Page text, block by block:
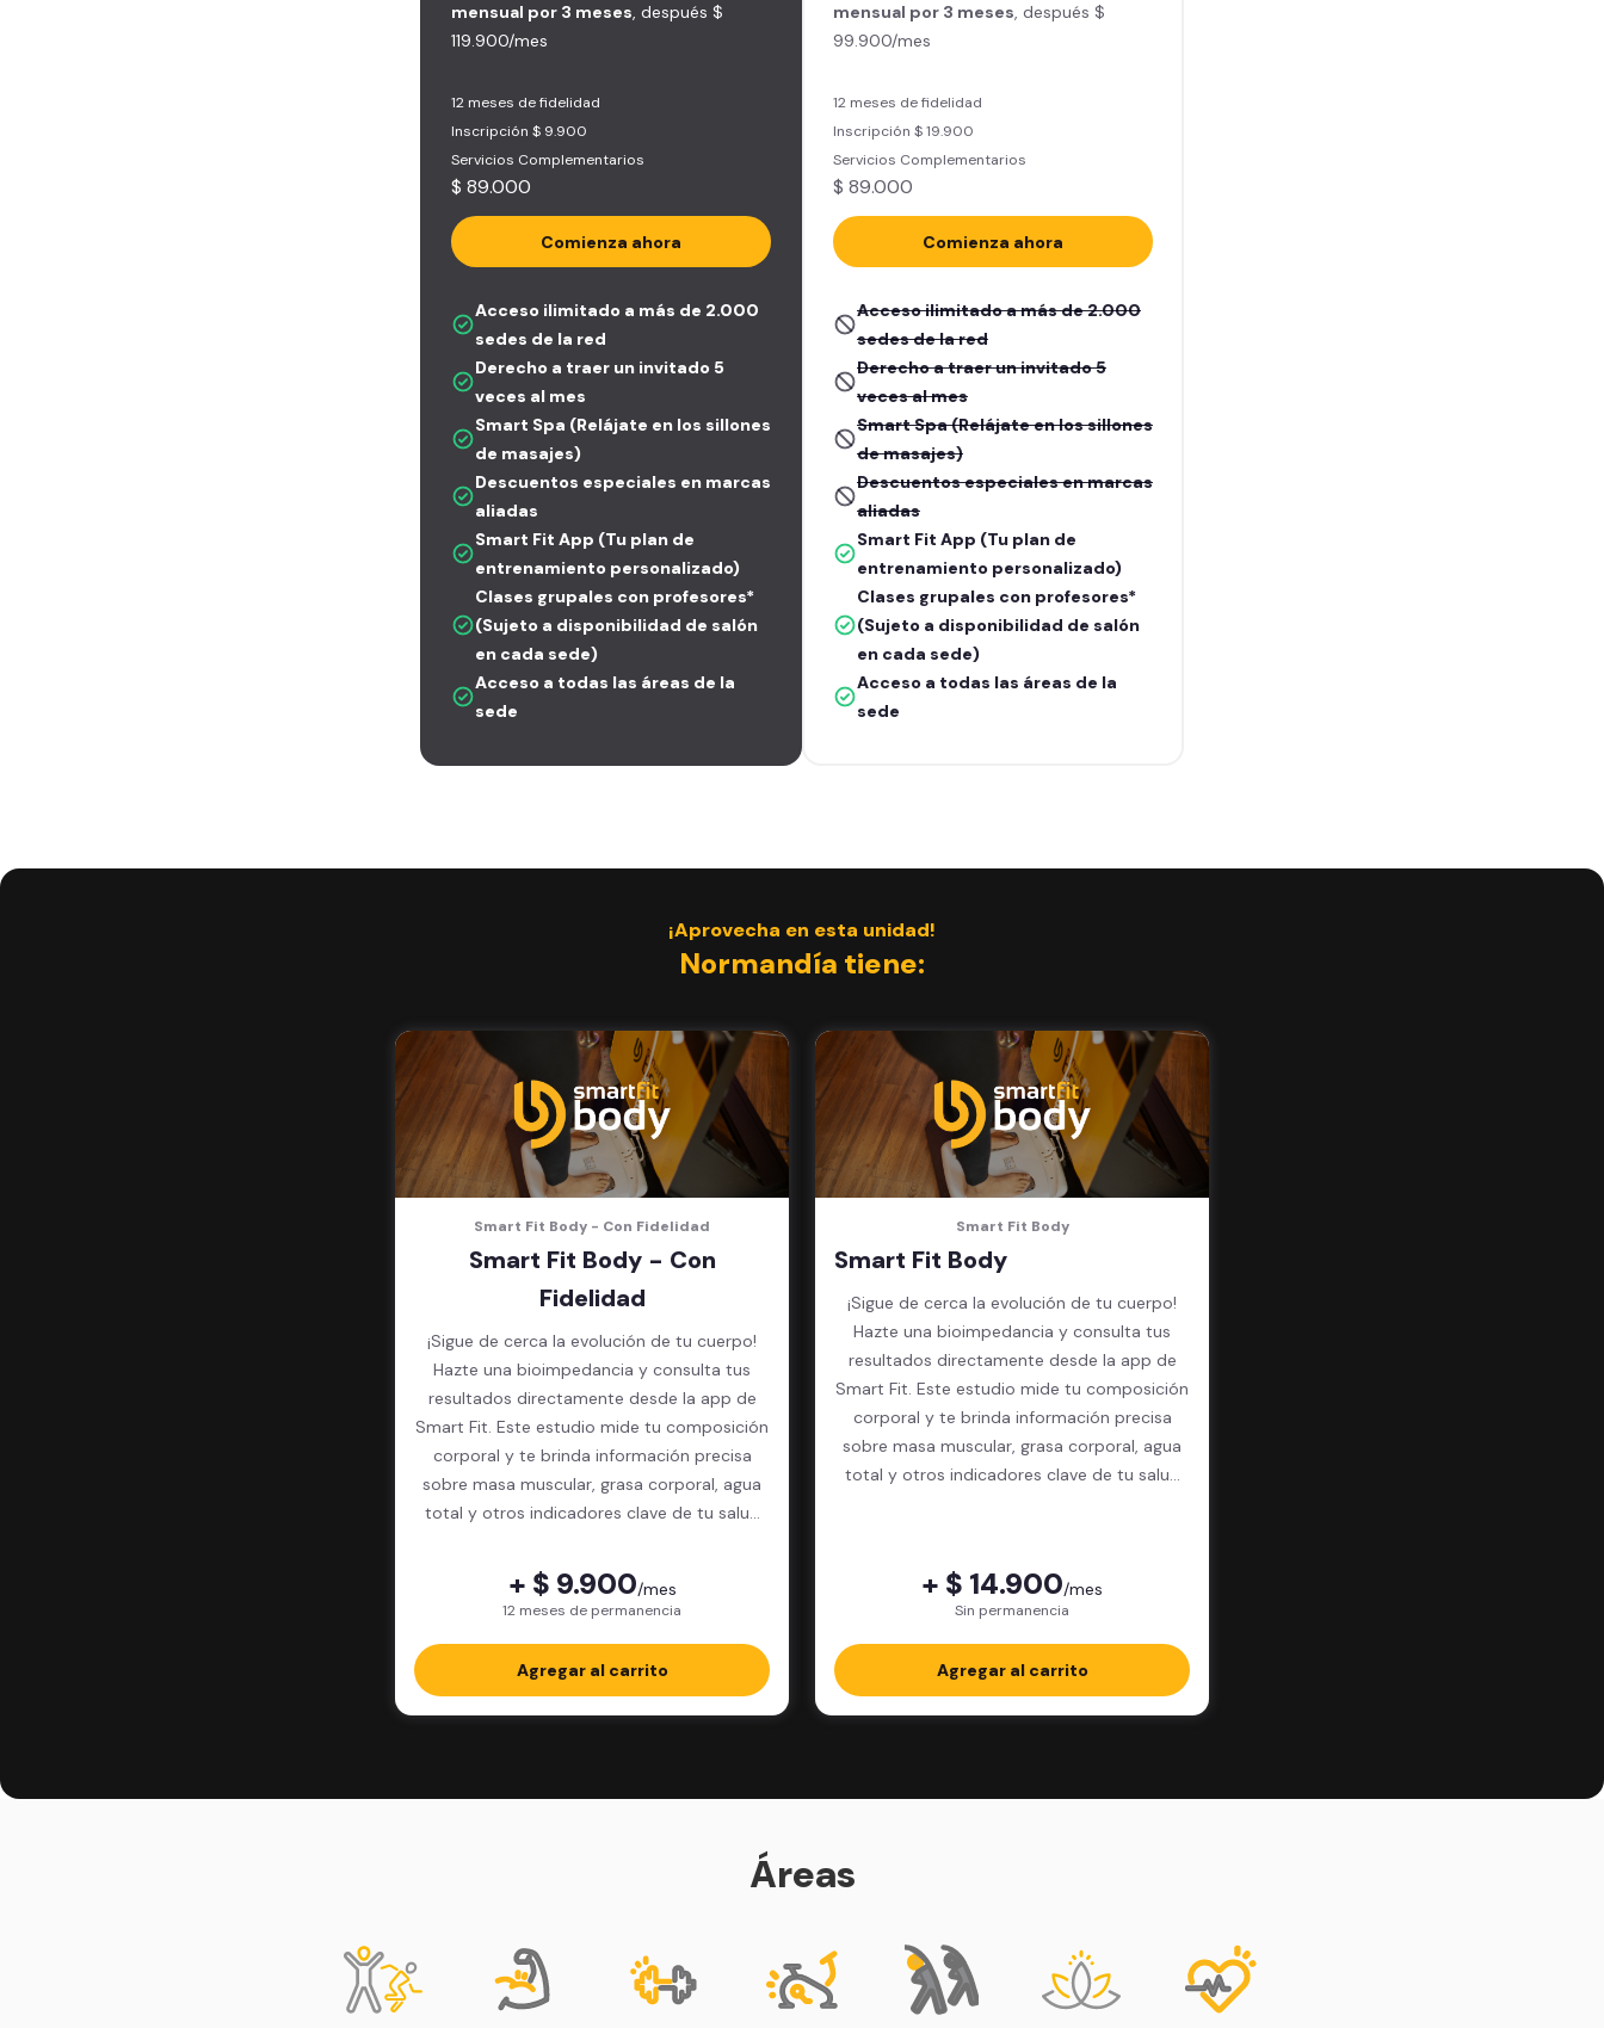
mensual por 3 meses, después $
119.900/mes
12 meses de fidelidad
Inscripción $ 9.900
Servicios Complementarios
$ 89.000
Comienza ahora
Acceso ilimitado a más de 2.000
sedes de la red
Derecho a traer un invitado 5
veces al mes
Smart Spa (Relájate en los sillones
de masajes)
Descuentos especiales en marcas
aliadas
Smart Fit App (Tu plan de
entrenamiento personalizado)
Clases grupales con profesores*
(Sujeto a disponibilidad de salón
en cada sede)
Acceso a todas las áreas de la
sede
mensual por 3 meses, después $
99.900/mes
12 meses de fidelidad
Inscripción $ 19.900
Servicios Complementarios
$ 89.000
Comienza ahora
Acceso ilimitado a más de 2.000
sedes de la red
Derecho a traer un invitado 5
veces al mes
Smart Spa (Relájate en los sillones
de masajes)
Descuentos especiales en marcas
aliadas
Smart Fit App (Tu plan de
entrenamiento personalizado)
Clases grupales con profesores*
(Sujeto a disponibilidad de salón
en cada sede)
Acceso a todas las áreas de la
sede
¡Aprovecha en esta unidad!
Normandía tiene:
Smart Fit Body - Con Fidelidad
Smart Fit Body - Con
Fidelidad
¡Sigue de cerca la evolución de tu cuerpo!
Hazte una bioimpedancia y consulta tus
resultados directamente desde la app de
Smart Fit. Este estudio mide tu composición
corporal y te brinda información precisa
sobre masa muscular, grasa corporal, agua
total y otros indicadores clave de tu salud
+ $ 9.900/mes
12 meses de permanencia
Agregar al carrito
Smart Fit Body
Smart Fit Body
¡Sigue de cerca la evolución de tu cuerpo!
Hazte una bioimpedancia y consulta tus
resultados directamente desde la app de
Smart Fit. Este estudio mide tu composición
corporal y te brinda información precisa
sobre masa muscular, grasa corporal, agua
total y otros indicadores clave de tu salud
+ $ 14.900/mes
Sin permanencia
Agregar al carrito
Áreas